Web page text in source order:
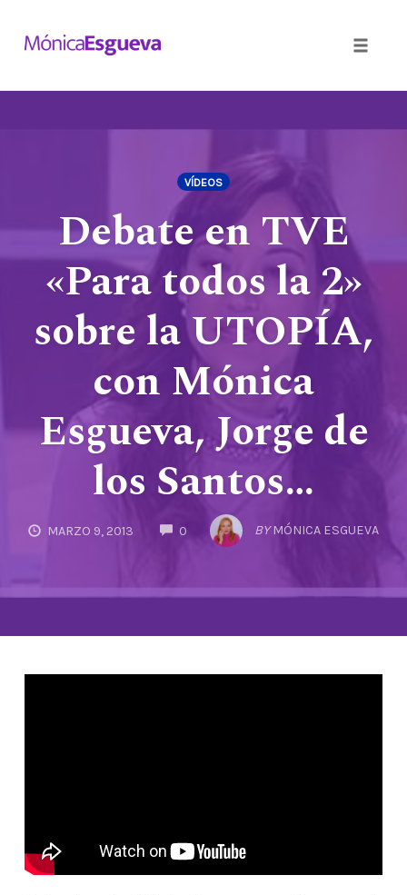
VÍDEOS
Debate en TVE
«Para todos la 2»
sobre la UTOPÍA,
con Mónica
Esgueva, Jorge de
los Santos…
MARZO 9, 2013 0 COMMENTSBY MÓNICA ESGUEVA